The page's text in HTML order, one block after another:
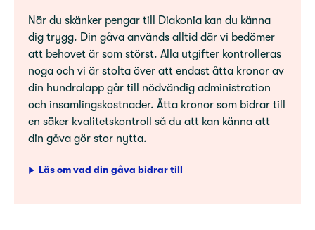
När du skänker pengar till Diakonia kan du känna
dig trygg. Din gåva används alltid där vi bedömer
att behovet är som störst. Alla utgifter kontrolleras
noga och vi är stolta över att endast åtta kronor av
din hundralapp går till nödvändig administration
och insamlingskostnader. Åtta kronor som bidrar till
en säker kvalitetskontroll så du att kan känna att
din gåva gör stor nytta.
Läs om vad din gåva bidrar till